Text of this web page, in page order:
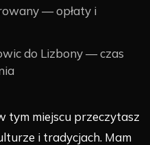
— opłaty i
do Lizbony — czas
tym miejscu przeczytasz
i tradycjach. Mam